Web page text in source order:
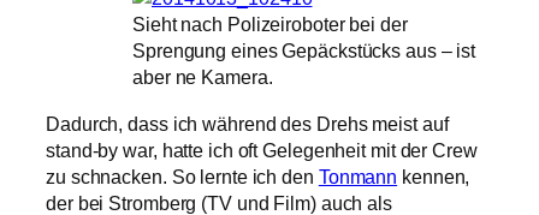
Sieht nach Polizeiroboter bei der
Sprengung eines Gepäckstücks aus – ist
aber ne Kamera.
Dadurch, dass ich während des Drehs meist auf
stand-by war, hatte ich oft Gelegenheit mit der Crew
zu schnacken. So lernte ich den Tonmann kennen,
der bei Stromberg (TV und Film) auch als